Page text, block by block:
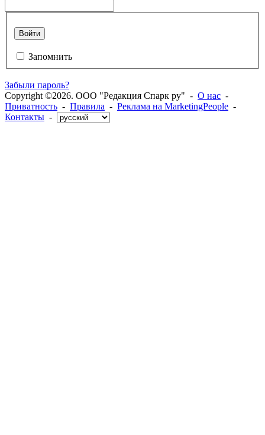
Войти
Запомнить
Забыли пароль?
Copyright ©2026. ООО "Редакция Спарк ру" - О нас -
Приватность - Правила - Реклама на MarketingPeople -
Контакты -